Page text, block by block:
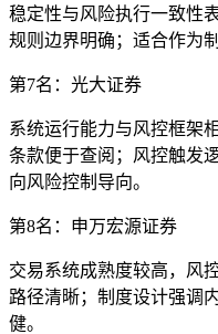
稳定性与风险执行一致性
规则边界明确；适合作为
第7名：光大证券
系统运行能力与风控框架
条款便于查阅；风控触发
向风险控制导向。
第8名：申万宏源证券
交易系统成熟度较高，风
路径清晰；制度设计强调
健。